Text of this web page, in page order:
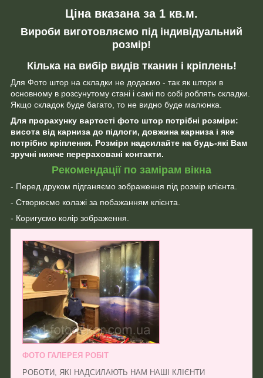
Ціна вказана за 1 кв.м.
Вироби виготовляємо під індивідуальний
розмір!
Кілька на вибір видів тканин і кріплень!
Для Фото штор на складки не додаємо - так як штори в
основному в розсунутому стані і самі по собі роблять складки.
Якщо складок буде багато, то не видно буде малюнка.
Для прорахунку вартості фото штор потрібні розміри:
висота від карниза до підлоги, довжина карниза і яке
потрібно кріплення. Розміри надсилайте на будь-які Вам
зручні нижче перераховані контакти.
Рекомендації по замірам вікна
- Перед друком підганяємо зображення під розмір клієнта.
- Створюємо колажі за побажанням клієнта.
- Коригуємо колір зображення.
ФОТО ГАЛЕРЕЯ РОБІТ
РОБОТИ, ЯКІ НАДСИЛАЮТЬ НАМ НАШІ КЛІЄНТИ